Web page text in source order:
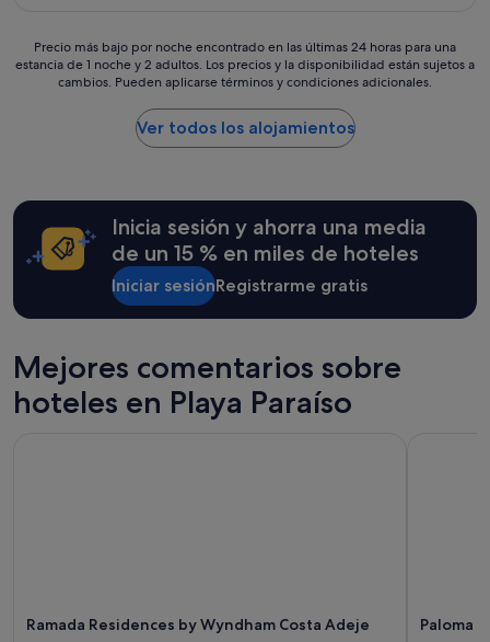
r
162 €
Precio
más
últimas
24 horas
una
de
1 noche
2 adultos.
Los
precios
Precio más bajo por noche encontrado en las últimas 24 horas para una
estancia de 1 noche y 2 adultos. Los precios y la disponibilidad están sujetos a
cambios. Pueden aplicarse términos y condiciones adicionales.
Ver todos los alojamientos
Inicia sesión y ahorra una media
de un 15 % en miles de hoteles
Iniciar sesiónRegistrarme gratis
Mejores comentarios sobre
hoteles en Playa Paraíso
Ramada Residences by Wyndham Costa Adeje Paloma